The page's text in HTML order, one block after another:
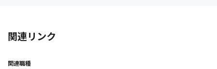
関連リンク
関連職種